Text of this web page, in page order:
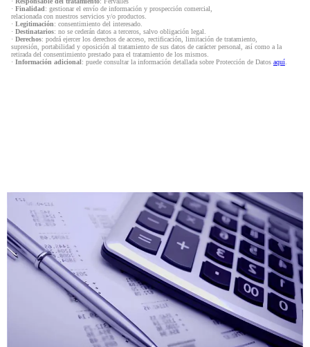
· Finalidad: gestionar el envío de información y prospección comercial,
relacionada con nuestros servicios y/o productos.
· Legitimación: consentimiento del interesado.
· Destinatarios: no se cederán datos a terceros, salvo obligación legal.
· Derechos: podrá ejercer los derechos de acceso, rectificación, limitación de tratamiento,
supresión, portabilidad y oposición al tratamiento de sus datos de carácter personal, así como a la
retirada del consentimiento prestado para el tratamiento de los mismos.
· Información adicional: puede consultar la información detallada sobre Protección de Datos aquí.